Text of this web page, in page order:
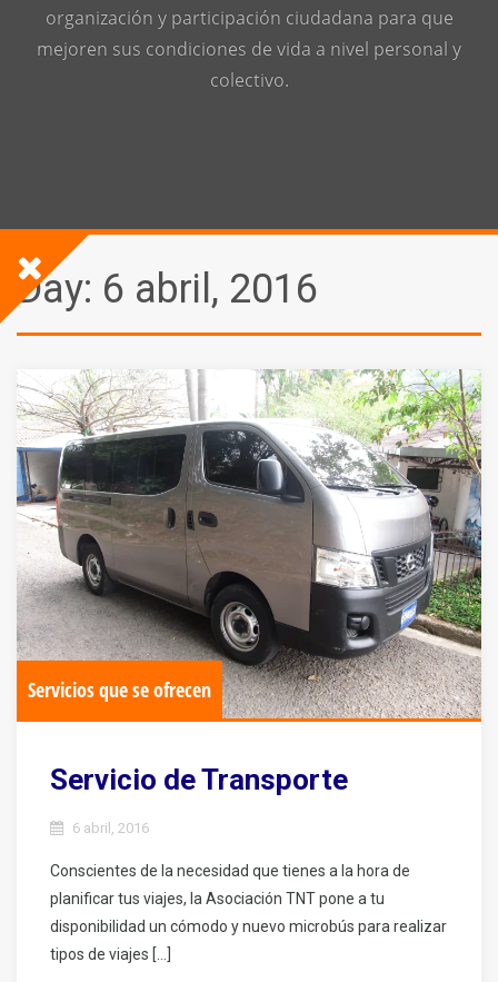
organización y participación ciudadana para que
mejoren sus condiciones de vida a nivel personal y
colectivo.
Day: 6 abril, 2016
Servicios que se ofrecen
Servicio de Transporte
6 abril, 2016
Conscientes de la necesidad que tienes a la hora de
planificar tus viajes, la Asociación TNT pone a tu
disponibilidad un cómodo y nuevo microbús para realizar
tipos de viajes […]